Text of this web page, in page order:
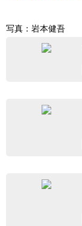
写真：岩本健吾